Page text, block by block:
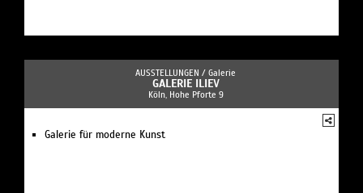
AUSSTELLUNGEN / Galerie
GALERIE ILIEV
Köln, Hohe Pforte 9
Galerie für moderne Kunst